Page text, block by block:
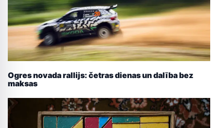
Ogres novada rallijs: četras dienas un dalība bez
maksas